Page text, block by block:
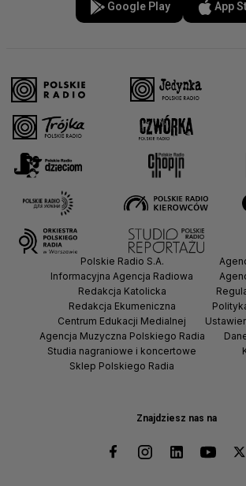
Google Play App
Znajdziesz nas na
Polskie Radio S.A.
Informacyjna Agencja Radiowa
Redakcja Katolicka
Redakcja Ekumeniczna
Centrum Edukacji Medialnej
Agencja Muzyczna Polskiego Radia
Studia nagraniowe i koncertowe
Sklep Polskiego Radia